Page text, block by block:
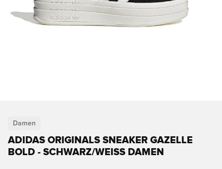
Damen
ADIDAS ORIGINALS SNEAKER GAZELLE
BOLD - SCHWARZ/WEISS DAMEN